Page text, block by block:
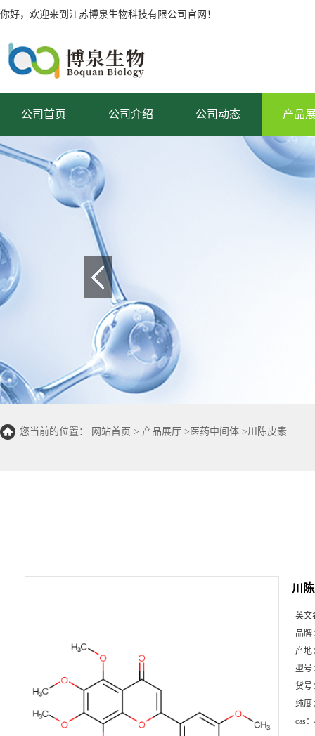
你好，欢迎来到江苏博泉生物科技有限公司官网！
公司首页 公司介绍 公司动态 产品
您当前的位置： 网站首页 > 产品展厅 > 医药中间体 >川陈皮素
川
英文
品牌
产地
型号
货号
纯度
cas：